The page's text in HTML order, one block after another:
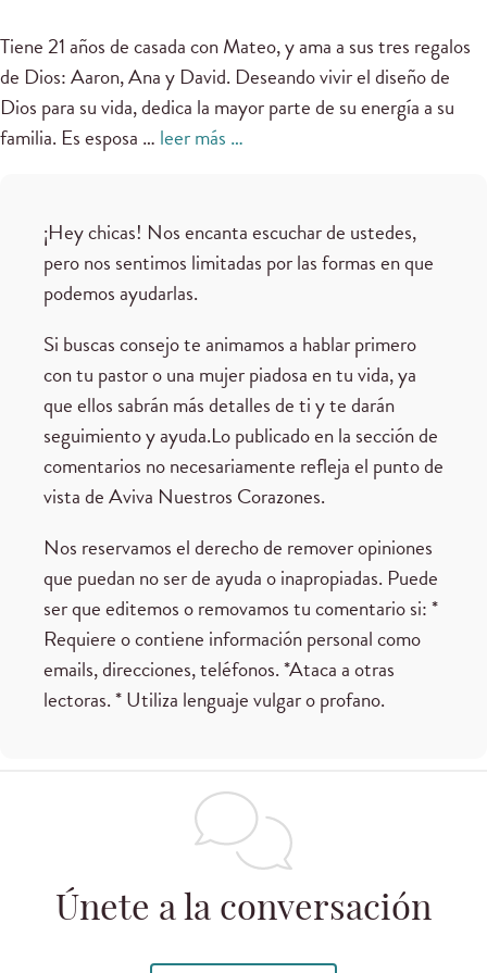
Tiene 21 años de casada con Mateo, y ama a sus tres regalos
de Dios: Aaron, Ana y David. Deseando vivir el diseño de
Dios para su vida, dedica la mayor parte de su energía a su
familia. Es esposa … leer más …
¡Hey chicas! Nos encanta escuchar de ustedes,
pero nos sentimos limitadas por las formas en que
podemos ayudarlas.
Si buscas consejo te animamos a hablar primero
con tu pastor o una mujer piadosa en tu vida, ya
que ellos sabrán más detalles de ti y te darán
seguimiento y ayuda.Lo publicado en la sección de
comentarios no necesariamente refleja el punto de
vista de Aviva Nuestros Corazones.
Nos reservamos el derecho de remover opiniones
que puedan no ser de ayuda o inapropiadas. Puede
ser que editemos o removamos tu comentario si: *
Requiere o contiene información personal como
emails, direcciones, teléfonos. *Ataca a otras
lectoras. * Utiliza lenguaje vulgar o profano.
Únete a la conversación